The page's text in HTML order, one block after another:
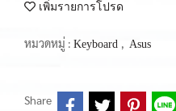
เพิ่มรายการโปรด
หมวดหมู่ : Keyboard , Asus
Share